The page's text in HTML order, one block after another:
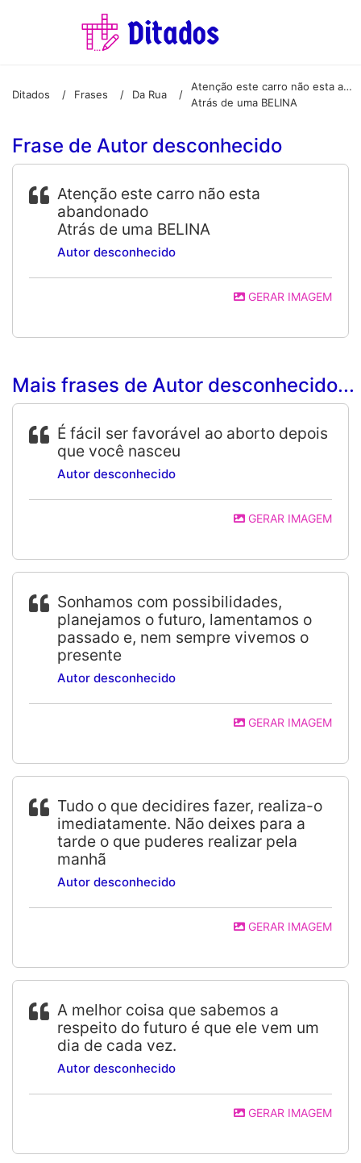
Ditados / Frases / Da Rua /
Atenção este carro não esta abandonado
Atrás de uma BELINA
Frase de Autor desconhecido
Atenção este carro não esta
abandonado
Atrás de uma BELINA
Autor desconhecido
GERAR IMAGEM
Mais frases de Autor desconhecido...
É fácil ser favorável ao aborto depois
que você nasceu
Autor desconhecido
GERAR IMAGEM
Sonhamos com possibilidades,
planejamos o futuro, lamentamos o
passado e, nem sempre vivemos o
presente
Autor desconhecido
GERAR IMAGEM
Tudo o que decidires fazer, realiza-o
imediatamente. Não deixes para a
tarde o que puderes realizar pela
manhã
Autor desconhecido
GERAR IMAGEM
A melhor coisa que sabemos a
respeito do futuro é que ele vem um
dia de cada vez.
Autor desconhecido
GERAR IMAGEM